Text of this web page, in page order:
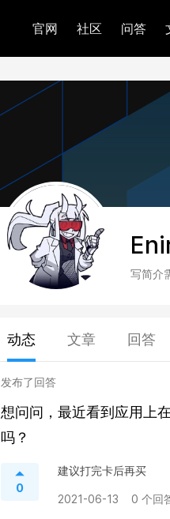
官网 社区 问答
写简介
动态 文章 回答
发布了回答
想问问，最近看到应用上
吗？
0
建议打完卡后再买
2021-06-13 0 个回